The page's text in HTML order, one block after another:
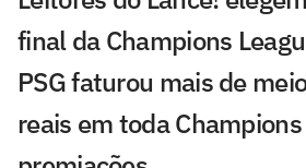
final da Champions
PSG faturou mais de
reais em toda